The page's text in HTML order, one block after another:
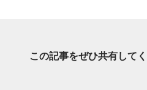
この記事をぜひ共有してく